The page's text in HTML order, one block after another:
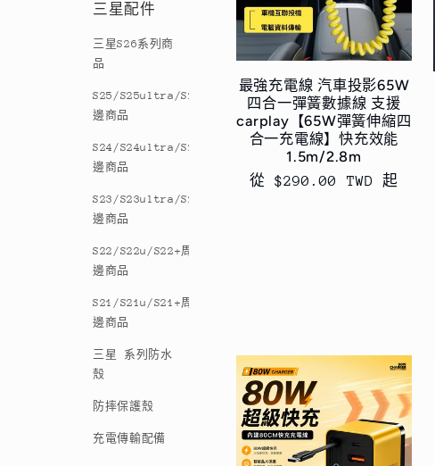
三星配件
三星S26系列商
品
S25/S25ultra/S25+周
邊商品
S24/S24ultra/S24+周
邊商品
S23/S23ultra/S23+周
邊商品
S22/S22u/S22+周
邊商品
S21/S21u/S21+周
邊商品
三星 系列防水
殼
防摔保護殼
充電傳輸配備
最強充電線 汽車投影65W
四合一彈簧數據線 支援
carplay【65W彈簧伸縮四
合一充電線】快充效能
1.5m/2.8m
定
從 $290.00 TWD 起